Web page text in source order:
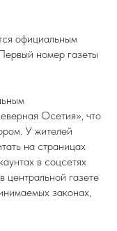
официальным
номер газеты
Осетия», что
У жителей
на страницах
в соцсетях
центральной газете
законах,